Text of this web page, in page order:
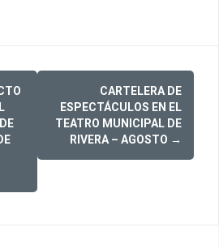
CARTELERA DE
ESPECTÁCULOS EN EL
TEATRO MUNICIPAL DE
RIVERA – AGOSTO →